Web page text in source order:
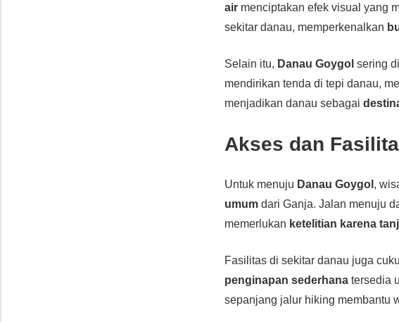
air menciptakan efek visual yang
sekitar danau, memperkenalkan
Selain itu, Danau Goygol sering
mendirikan tenda di tepi danau,
menjadikan danau sebagai
Akses dan
Untuk menuju Danau Goygol ,
umum dari Ganja. Jalan menuju
memerlukan ketelitian karena
Fasilitas di sekitar danau juga
penginapan sederhana tersedia
sepanjang jalur hiking membantu